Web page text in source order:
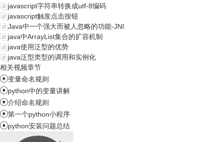
javascript字符串转换成utf-8编码
javascript触发点击按钮
Java中一个强大而被人忽略的功能-JNI
java中ArrayList集合的扩容机制
java使用泛型的优势
java泛型类型的调用和实例化
相关视频章节
变量命名规则
python中的变量讲解
介绍命名规则
第一个python小程序
python安装问题总结